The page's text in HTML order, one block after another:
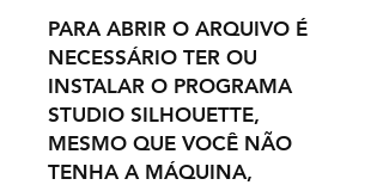
PARA ABRIR O ARQUIVO É
NECESSÁRIO TER OU
INSTALAR O PROGRAMA
STUDIO SILHOUETTE,
MESMO QUE VOCÊ NÃO
TENHA A MÁQUINA,